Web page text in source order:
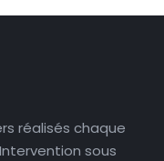
réalisés chaque
sous